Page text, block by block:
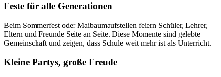
Feste für alle Generationen
Beim Sommerfest oder Maibaumaufstellen feiern Schüler, Lehrer,
Eltern und Freunde Seite an Seite. Diese Momente sind gelebte
Gemeinschaft und zeigen, dass Schule weit mehr ist als Unterricht.
Kleine Partys, große Freude